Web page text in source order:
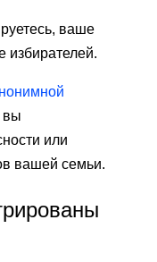
ваше
избирателей.
вы
или
вашей семьи.